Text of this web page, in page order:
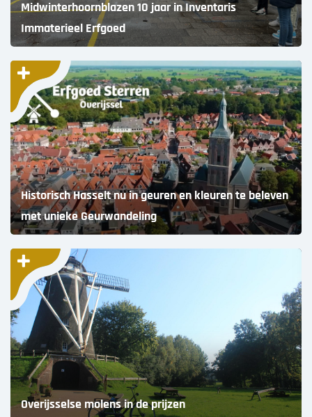
Midwinterhoornblazen 10 jaar in Inventaris
Immaterieel Erfgoed
Historisch Hasselt nu in geuren en kleuren te beleven
met unieke Geurwandeling
Overijsselse molens in de prijzen